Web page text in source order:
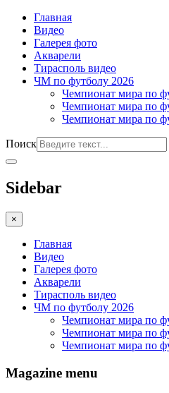
Главная
Видео
Галерея фото
Акварели
Тирасполь видео
ЧМ по футболу 2026
Чемпионат мира по
Чемпионат мира по
Чемпионат мира по
Поиск
Sidebar
×
Главная
Видео
Галерея фото
Акварели
Тирасполь видео
ЧМ по футболу 2026
Чемпионат мира по
Чемпионат мира по
Чемпионат мира по
Magazine menu